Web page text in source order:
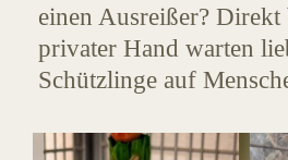
einen Ausreißer?
privater Hand warten
Schützlinge auf